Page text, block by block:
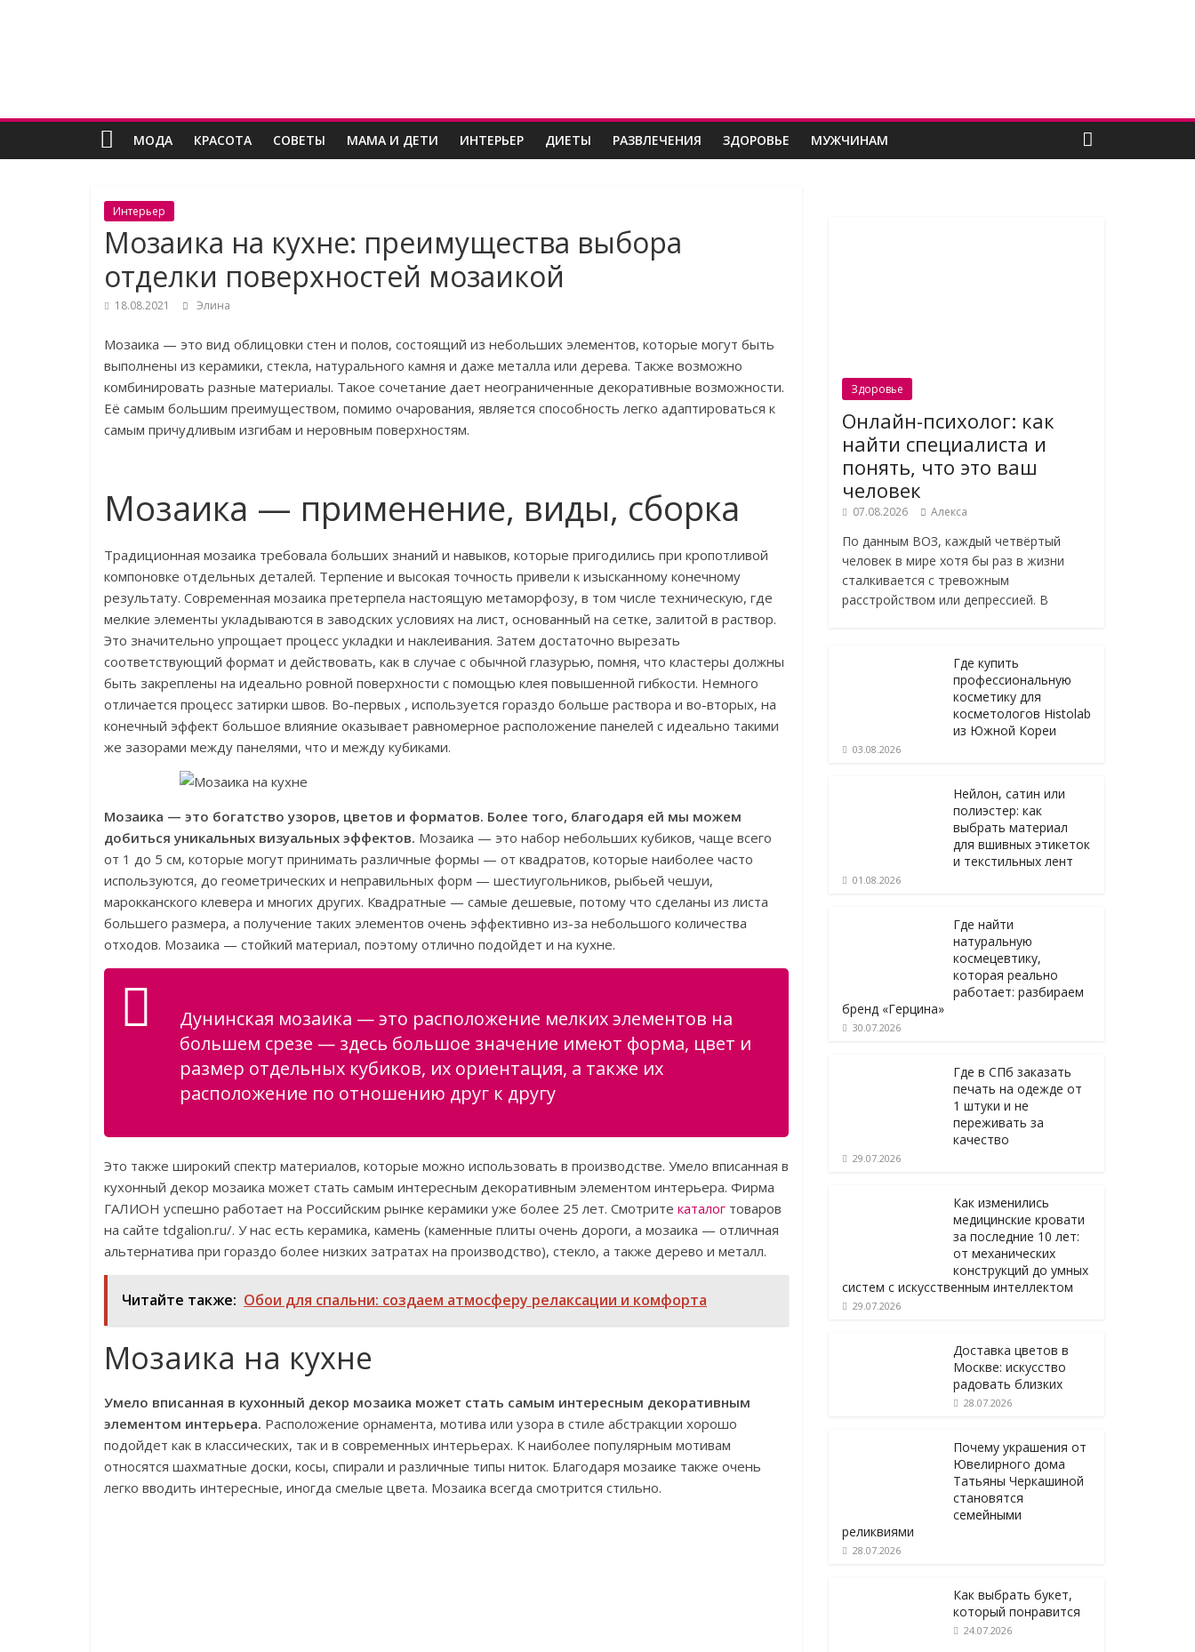
Блог
полезных
женщин
МОДА КРАСОТА СОВЕТЫ МАМА И ДЕТИ ИНТЕРЬЕР ДИЕТЫ РАЗВЛЕЧЕНИЯ ЗДОРОВЬЕ МУЖЧИНАМ
Интерьер
Мозаика на кухне: преимущества выбора
отделки поверхностей мозаикой
18.08.2021 Элина
Мозаика — это вид облицовки стен и полов, состоящий из небольших элементов, которые могут быть
выполнены из керамики, стекла, натурального камня и даже металла или дерева. Также возможно
комбинировать разные материалы. Такое сочетание дает неограниченные декоративные возможности.
Её самым большим преимуществом, помимо очарования, является способность легко адаптироваться к
самым причудливым изгибам и неровным поверхностям.
Мозаика — применение, виды, сборка
Традиционная мозаика требовала больших знаний и навыков, которые пригодились при кропотливой
компоновке отдельных деталей. Терпение и высокая точность привели к изысканному конечному
результату. Современная мозаика претерпела настоящую метаморфозу, в том числе техническую, где
мелкие элементы укладываются в заводских условиях на лист, основанный на сетке, залитой в раствор.
Это значительно упрощает процесс укладки и наклеивания. Затем достаточно вырезать
соответствующий формат и действовать, как в случае с обычной глазурью, помня, что кластеры должны
быть закреплены на идеально ровной поверхности с помощью клея повышенной гибкости. Немного
отличается процесс затирки швов. Во-первых , используется гораздо больше раствора и во-вторых, на
конечный эффект большое влияние оказывает равномерное расположение панелей с идеально такими
же зазорами между панелями, что и между кубиками.
Мозаика — это богатство узоров, цветов и форматов. Более того, благодаря ей мы можем
добиться уникальных визуальных эффектов. Мозаика — это набор небольших кубиков, чаще всего
от 1 до 5 см, которые могут принимать различные формы — от квадратов, которые наиболее часто
используются, до геометрических и неправильных форм — шестиугольников, рыбьей чешуи,
марокканского клевера и многих других. Квадратные — самые дешевые, потому что сделаны из листа
большего размера, а получение таких элементов очень эффективно из-за небольшого количества
отходов. Мозаика — стойкий материал, поэтому отлично подойдет и на кухне.
Дунинская мозаика — это расположение мелких элементов на
большем срезе — здесь большое значение имеют форма, цвет и
размер отдельных кубиков, их ориентация, а также их
расположение по отношению друг к другу
Это также широкий спектр материалов, которые можно использовать в производстве. Умело вписанная в
кухонный декор мозаика может стать самым интересным декоративным элементом интерьера. Фирма
ГАЛИОН успешно работает на Российским рынке керамики уже более 25 лет. Смотрите каталог товаров
на сайте tdgalion.ru/. У нас есть керамика, камень (каменные плиты очень дороги, а мозаика — отличная
альтернатива при гораздо более низких затратах на производство), стекло, а также дерево и металл.
Читайте также: Обои для спальни: создаем атмосферу релаксации и комфорта
Мозаика на кухне
Умело вписанная в кухонный декор мозаика может стать самым интересным декоративным
элементом интерьера. Расположение орнамента, мотива или узора в стиле абстракции хорошо
подойдет как в классических, так и в современных интерьерах. К наиболее популярным мотивам
относятся шахматные доски, косы, спирали и различные типы ниток. Благодаря мозаике также очень
легко вводить интересные, иногда смелые цвета. Мозаика всегда смотрится стильно.
Здоровье
Онлайн-психолог: как
найти специалиста и
понять, что это ваш
человек
07.08.2026 Алекса
По данным ВОЗ, каждый четвёртый
человек в мире хотя бы раз в жизни
сталкивается с тревожным
расстройством или депрессией. В
Где купить
профессиональную
косметику для
косметологов Histolab
из Южной Кореи
03.08.2026
Нейлон, сатин или
полиэстер: как
выбрать материал
для вшивных этикеток
и текстильных лент
01.08.2026
Где найти
натуральную
космецевтику,
которая реально
работает: разбираем
бренд «Герцина»
30.07.2026
Где в СПб заказать
печать на одежде от
1 штуки и не
переживать за
качество
29.07.2026
Как изменились
медицинские кровати
за последние 10 лет:
от механических
конструкций до умных
систем с искусственным интеллектом
29.07.2026
Доставка цветов в
Москве: искусство
радовать близких
28.07.2026
Почему украшения от
Ювелирного дома
Татьяны Черкашиной
становятся
семейными
реликвиями
28.07.2026
Как выбрать букет,
который понравится
24.07.2026